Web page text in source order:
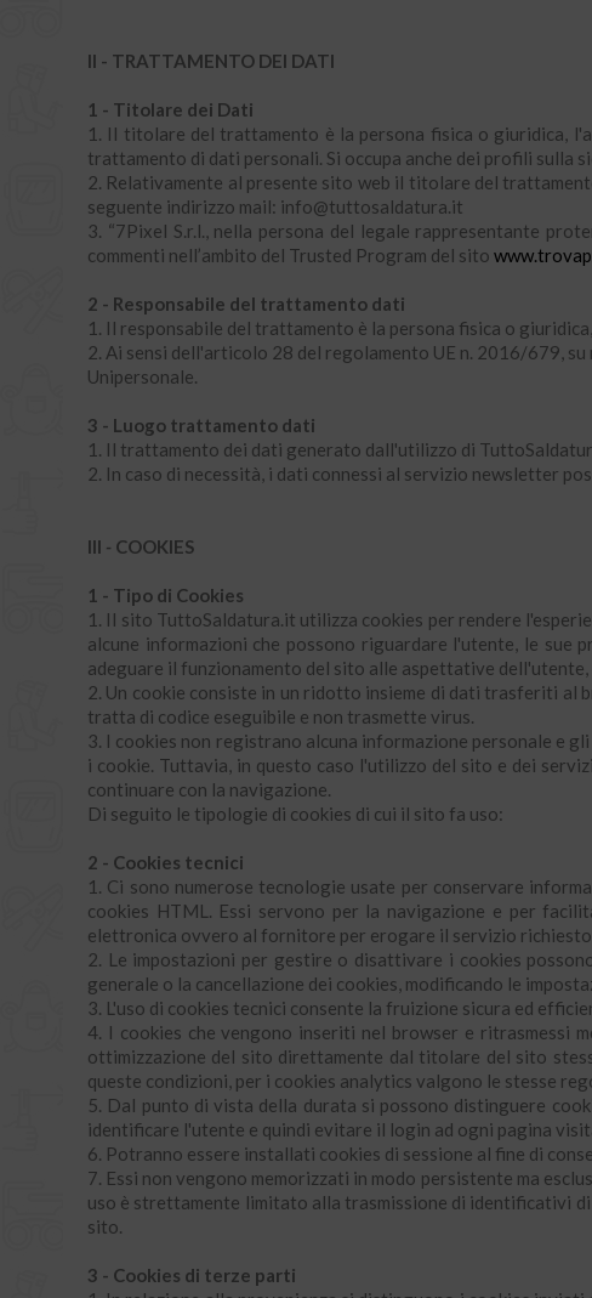
II - TRATTAMENTO DEI DATI
1 - Titolare dei Dati
1. Il titolare del trattamento è la persona fisica o giuridica,
trattamento di dati personali. Si occupa anche dei profili sulla
2. Relativamente al presente sito web il titolare del
seguente indirizzo mail: info@tuttosaldatura.it
3. “7Pixel S.r.l., nella persona del legale rappresentante
commenti nell’ambito del Trusted Program del sito
2 - Responsabile del trattamento dati
1. Il responsabile del trattamento è la persona fisica o
2. Ai sensi dell'articolo 28 del regolamento UE n. 2016/679,
Unipersonale.
3 - Luogo trattamento dati
1. Il trattamento dei dati generato dall'utilizzo di
2. In caso di necessità, i dati connessi al servizio newsletter
III - COOKIES
1 - Tipo di Cookies
1. Il sito TuttoSaldatura.it utilizza cookies per rendere
alcune informazioni che possono riguardare l'utente, le sue
adeguare il funzionamento del sito alle aspettative
2. Un cookie consiste in un ridotto insieme di dati trasferiti al
tratta di codice eseguibile e non trasmette virus.
3. I cookies non registrano alcuna informazione personale e
i cookie. Tuttavia, in questo caso l'utilizzo del sito e dei
continuare con la navigazione.
Di seguito le tipologie di cookies di cui il sito fa uso:
2 - Cookies tecnici
1. Ci sono numerose tecnologie usate per conservare
cookies HTML. Essi servono per la navigazione e per
elettronica ovvero al fornitore per erogare il servizio richiesto
2. Le impostazioni per gestire o disattivare i cookies
generale o la cancellazione dei cookies, modificando le
3. L'uso di cookies tecnici consente la fruizione sicura ed
4. I cookies che vengono inseriti nel browser e
ottimizzazione del sito direttamente dal titolare del sito
queste condizioni, per i cookies analytics valgono le stesse
5. Dal punto di vista della durata si possono distinguere
identificare l'utente e quindi evitare il login ad ogni pagina
6. Potranno essere installati cookies di sessione al fine di
7. Essi non vengono memorizzati in modo persistente ma
uso è strettamente limitato alla trasmissione di identificativi
sito.
3 - Cookies di terze parti